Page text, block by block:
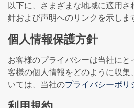
以下に、さまざまな地域に適用
針および声明へのリンクを示しま
個人情報保護方針
お客様のプライバシーは当社に
客様の個人情報をどのように収集
いては、当社のプライバシーポリ